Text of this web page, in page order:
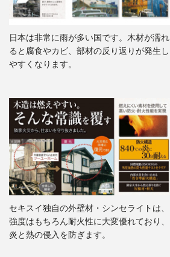
日本は非常に雨が多い国です。木材が濡れ
ると腐食やカビ、部材の反り返りが発生し
やすくなります。
セキスイ独自の外壁材・シンセライトは、
強度はもちろん耐火性に大変優れており、
炎と熱の侵入を防ぎます。